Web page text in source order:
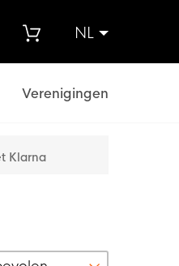
NL
Verenigingen
Klarna